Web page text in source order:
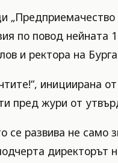
по повод
и ректора на
инициирана
пред жури от
развива не само
директорът